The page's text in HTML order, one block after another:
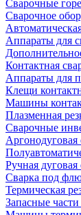
Сварочные
Сварочное
Аппараты для
Контактная
Аппараты для
Клещи
Машины
Плазменная
Сварочные
Аргонодуговая
Ручная
Сварка под
Термическая
Запасные